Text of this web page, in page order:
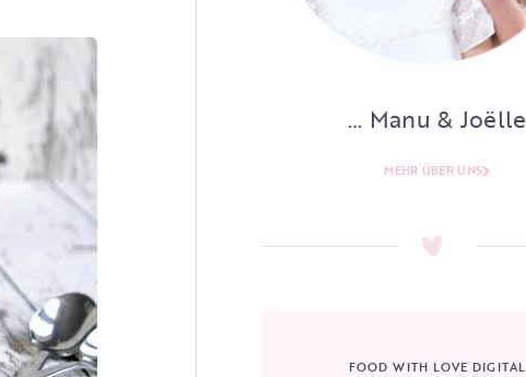
… Manu & Joëlle
MEHR ÜBER UNS
FOOD WITH LOVE DIGITAL